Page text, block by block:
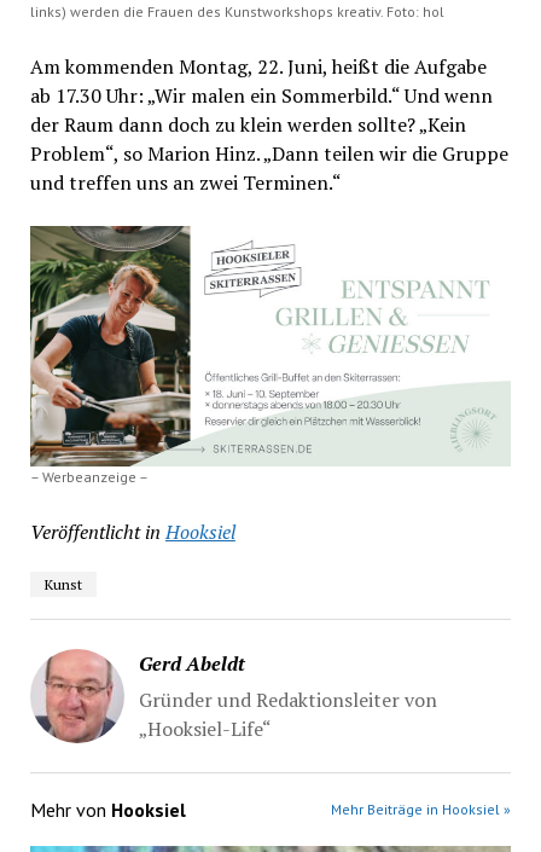
links) werden die Frauen des Kunstworkshops kreativ. Foto: hol
Am kommenden Montag, 22. Juni, heißt die Aufgabe
ab 17.30 Uhr: „Wir malen ein Sommerbild.“ Und wenn
der Raum dann doch zu klein werden sollte? „Kein
Problem“, so Marion Hinz. „Dann teilen wir die Gruppe
und treffen uns an zwei Terminen.“
– Werbeanzeige –
Veröffentlicht in Hooksiel
Kunst
Gerd Abeldt
Gründer und Redaktionsleiter von
„Hooksiel-Life“
Mehr von Hooksiel Mehr Beiträge in Hooksiel »